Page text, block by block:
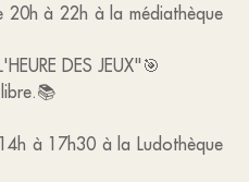
20h à 22h à la médiathèque
DES JEUX"🎯
à 17h30 à la Ludothèque